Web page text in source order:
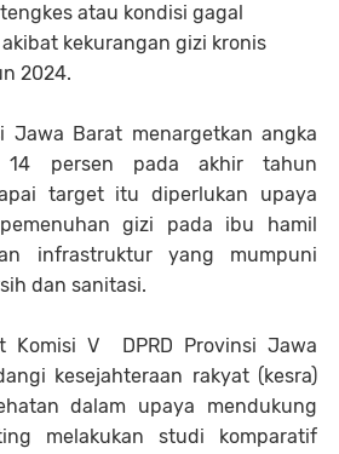
atau kondisi gagal
kekurangan gizi kronis
2024.
Jawa Barat menargetkan angka
14 persen pada akhir tahun
target itu diperlukan upaya
gizi pada ibu hamil
infrastruktur yang mumpuni
dan sanitasi.
Komisi V DPRD Provinsi Jawa
kesejahteraan rakyat (kesra)
dalam upaya mendukung
melakukan studi komparatif